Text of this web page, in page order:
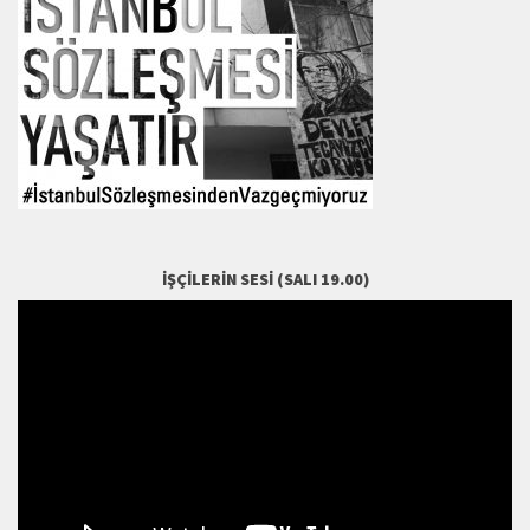
İŞÇILERIN SESI (SALI 19.00)